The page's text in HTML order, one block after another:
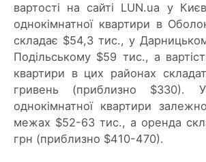
вартості на сайті LUN.ua у
однокімнатної квартири в
складає $54,3 тис., у
Подільському $59 тис., а
квартири в цих районах
гривень (приблизно $330).
однокімнатної квартири
межах $52-63 тис., а оренда
грн (приблизно $410-470).